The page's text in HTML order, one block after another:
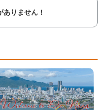
りません！